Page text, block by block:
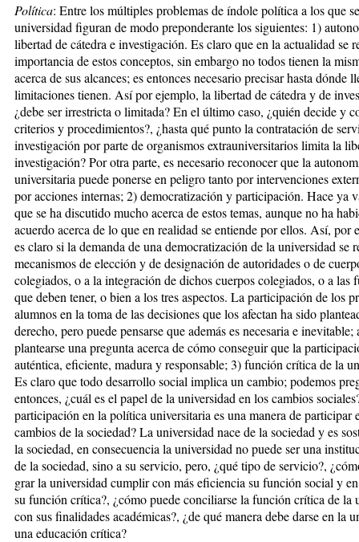
Política: Entre los múltiples pro­ble­mas de índole política a los que
universidad figuran de modo preponderante los siguientes: 1)
libertad de cátedra e investi­ga­ción. Es claro que en la actualidad se
importancia de estos con­ceptos, sin embargo no todos tienen la
acerca de sus al­can­ces; es entonces necesario precisar has­ta dón­de
limitaciones tienen. Así por ejemplo, la libertad de cátedra y de
¿debe ser irrestric­ta o limitada? En el último caso, ¿quién decide y
criterios y procedi­mien­tos?, ¿hasta qué punto la contra­ta­ción de
investigación por parte de organismos extrauniver­si­tarios limita la
investi­ga­ción? Por otra parte, es necesario reco­nocer que la
universitaria puede ponerse en peligro tanto por in­tervenciones
por acciones internas; 2) democratización y participación. Hace ya
que se ha discutido mucho acerca de es­tos temas, aunque no ha
acuerdo acerca de lo que en realidad se entiende por ellos. Así, por
es claro si la demanda de una de­mo­cratización de la universidad se
mecanismos de elección y de designación de autoridades o de
colegiados, o a la integración de di­chos cuerpos colegiados, o a las
que deben tener, o bien a los tres aspectos. La participación de los
alumnos en la toma de las de­cisiones que los afectan ha sido
derecho, pero puede pen­sarse que además es necesaria e ine­vitable;
plantearse una pregunta acerca de cómo conseguir que la
auténtica, efi­ciente, madura y responsable; 3) función crítica de la
Es claro que todo desarrollo social implica un cambio; podemos
entonces, ¿cuál es el papel de la universidad en los cambios
participación en la política universitaria es una ma­nera de participar
cambios de la sociedad? La universidad nace de la sociedad y es
la sociedad, en consecuencia la universidad no puede ser una
de la sociedad, sino a su servicio, pero, ¿qué tipo de servicio?,
grar la universidad cumplir con más eficiencia su función social y
su función crítica?, ¿cómo pue­de conciliarse la función crítica de la
con sus finalidades acadé­micas?, ¿de qué manera debe darse en la
una educación crítica?